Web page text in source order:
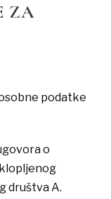
ZA
podatke
o
društva A.